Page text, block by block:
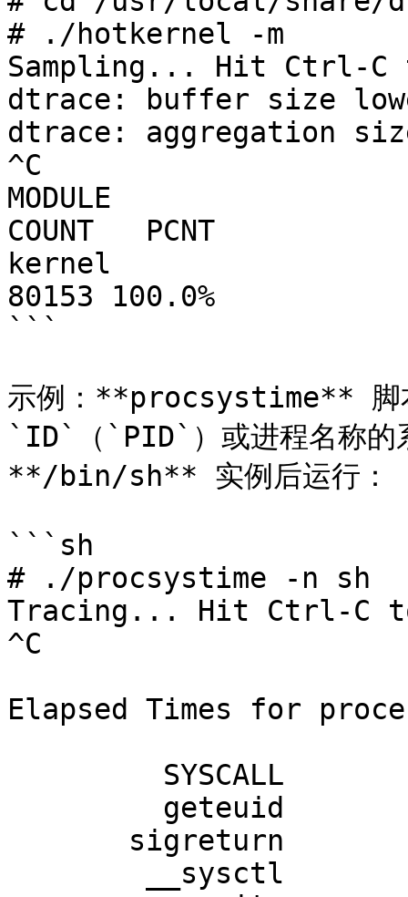
# ./hotkernel -m
Sampling... Hit Ctrl-C
dtrace: buffer size
dtrace: aggregation
^C
MODULE
COUNT   PCNT
kernel
80153 100.0%
```
示例：**procsystime** 脚
`ID`（`PID`）或进程名称的
**/bin/sh** 实例后运行：
```sh
# ./procsystime -n sh
Tracing... Hit Ctrl-C
^C
Elapsed Times for